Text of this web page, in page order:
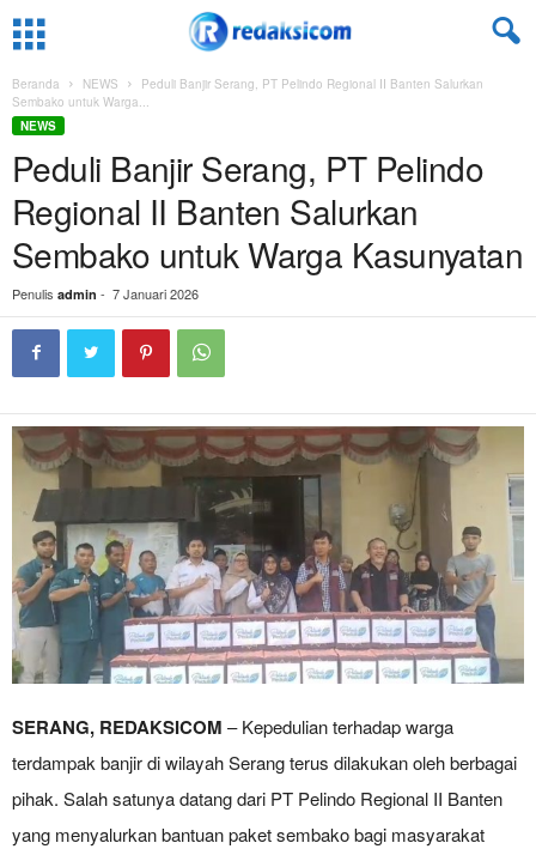
Beranda NEWS
Peduli Banjir Serang, PT Pelindo Regional II Banten Salurkan
Sembako untuk Warga...
NEWS
Peduli Banjir Serang, PT Pelindo
Regional II Banten Salurkan
Sembako untuk Warga Kasunyatan
Penulis admin - 7 Januari 2026
SERANG, REDAKSICOM – Kepedulian terhadap warga
terdampak banjir di wilayah Serang terus dilakukan oleh berbagai
pihak. Salah satunya datang dari PT Pelindo Regional II Banten
yang menyalurkan bantuan paket sembako bagi masyarakat